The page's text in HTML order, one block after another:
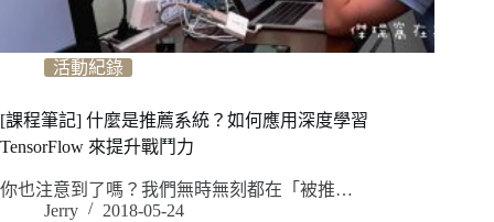
活動紀錄
[課程筆記] 什麼是推薦系統？如何應用深度學習
TensorFlow 來提升戰鬥力
你也注意到了嗎？我們無時無刻都在「被推…
Jerry
2018-05-24